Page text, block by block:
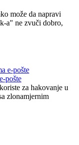
može da napravi
a" ne zvuči dobro,
pošte
za hakovanje u
zlonamjernim